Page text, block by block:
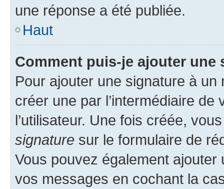
une réponse a été publiée.
Haut
Comment puis-je ajouter une
Pour ajouter une signature à un
créer une par l’intermédiaire
l’utilisateur. Une fois créée,
signature sur le formulaire de
Vous pouvez également
vos messages en cochant la